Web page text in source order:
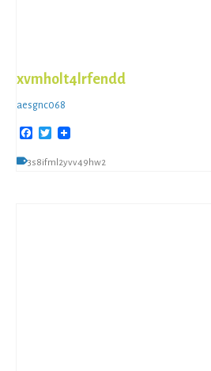
xvmholt4lrfendd
aesgnc068
Facebook
Twitter
3s8ifml2yvv49hw2